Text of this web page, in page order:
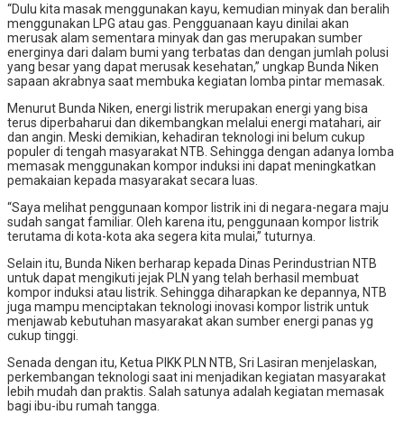
“Dulu kita masak menggunakan kayu, kemudian minyak dan beralih
menggunakan LPG atau gas. Pengguanaan kayu dinilai akan
merusak alam sementara minyak dan gas merupakan sumber
energinya dari dalam bumi yang terbatas dan dengan jumlah polusi
yang besar yang dapat merusak kesehatan,” ungkap Bunda Niken
sapaan akrabnya saat membuka kegiatan lomba pintar memasak.
Menurut Bunda Niken, energi listrik merupakan energi yang bisa
terus diperbaharui dan dikembangkan melalui energi matahari, air
dan angin. Meski demikian, kehadiran teknologi ini belum cukup
populer di tengah masyarakat NTB. Sehingga dengan adanya lomba
memasak menggunakan kompor induksi ini dapat meningkatkan
pemakaian kepada masyarakat secara luas.
“Saya melihat penggunaan kompor listrik ini di negara-negara maju
sudah sangat familiar. Oleh karena itu, penggunaan kompor listrik
terutama di kota-kota aka segera kita mulai,” tuturnya.
Selain itu, Bunda Niken berharap kepada Dinas Perindustrian NTB
untuk dapat mengikuti jejak PLN yang telah berhasil membuat
kompor induksi atau listrik. Sehingga diharapkan ke depannya, NTB
juga mampu menciptakan teknologi inovasi kompor listrik untuk
menjawab kebutuhan masyarakat akan sumber energi panas yg
cukup tinggi.
Senada dengan itu, Ketua PIKK PLN NTB, Sri Lasiran menjelaskan,
perkembangan teknologi saat ini menjadikan kegiatan masyarakat
lebih mudah dan praktis. Salah satunya adalah kegiatan memasak
bagi ibu-ibu rumah tangga.